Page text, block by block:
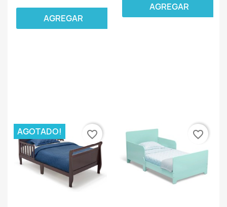
AGREGAR
AGREGAR
AGOTADO! favorite_border favorite_border